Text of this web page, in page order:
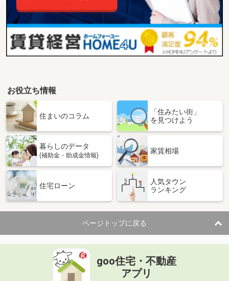
お役立ち情報
住まいのコラム
「住みたい街」
を見つけよう
暮らしのデータ
(補助金・助成金情報)
家賃相場
住宅ローン
人気タウン
ランキング
ページトップに戻る
goo住宅・不動産
アプリ